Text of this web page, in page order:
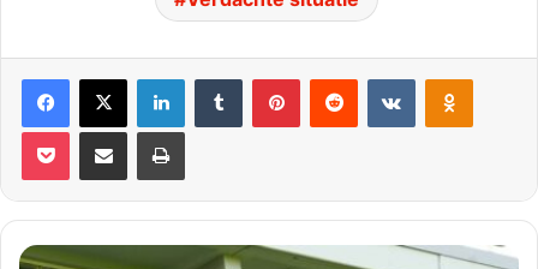
Facebook
X LinkedInTumblr PinterestReddit VKontakteOdnoklassniki
Pocket Deel via E-mail Print
Minderjarige